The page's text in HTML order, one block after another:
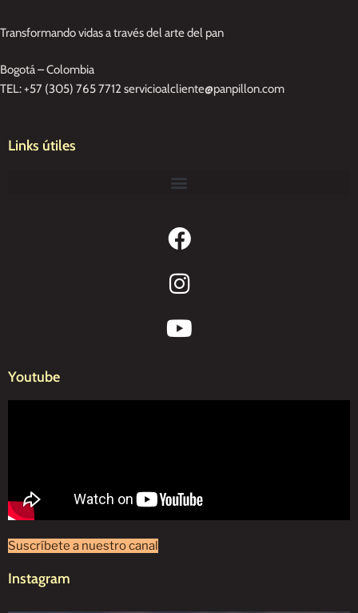
Transformando vidas a través del arte del pan
Bogotá – Colombia
TEL: +57 (305) 765 7712 servicioalcliente@panpillon.com
Links útiles
Youtube
Suscríbete a nuestro canal
Instagram